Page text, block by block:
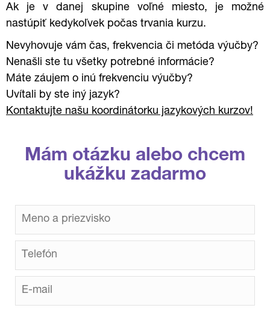
Ak je v danej skupine voľné miesto, je možné
nastúpiť kedykoľvek počas trvania kurzu.
Nevyhovuje vám čas, frekvencia či metóda výučby?
Nenašli ste tu všetky potrebné informácie?
Máte záujem o inú frekvenciu výučby?
Uvítali by ste iný jazyk?
Kontaktujte našu koordinátorku jazykových kurzov!
Mám otázku alebo chcem
ukážku zadarmo